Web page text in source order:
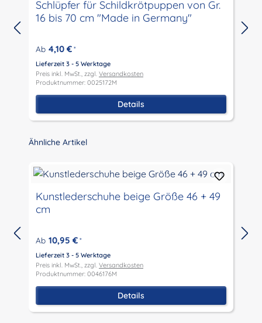
Schlüpfer für Schildkrötpuppen von Gr.
16 bis 70 cm "Made in Germany"
Ab 4,10 € *
Lieferzeit 3 - 5 Werktage
Preis inkl. MwSt., zzgl. Versandkosten
Produktnummer: 0025172M
Details
Produktgalerie überspringen
Ähnliche Artikel
Kunstlederschuhe beige Größe 46 + 49
cm
Ab 10,95 € *
Lieferzeit 3 - 5 Werktage
Preis inkl. MwSt., zzgl. Versandkosten
Produktnummer: 0046176M
Details